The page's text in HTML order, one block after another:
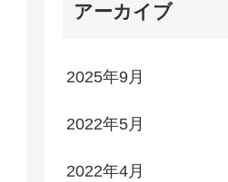
アーカイブ
2025年9月
2022年5月
2022年4月